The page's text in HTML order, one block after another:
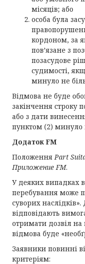
місяців; або
особа була
кордоном, за
пов’язане з
позасудове
судимості,
минуло не
Відмова не буде
закінчення строку
або з дати
пунктом (2) минуло
Додаток FM
ПоложенняPart
Приложение FM.
У деяких випадках
перебування може
суворих
відповідають
отримати дозвіл на
відмова буде
Заявники повинні
критеріям: